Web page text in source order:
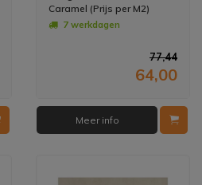
Caramel (Prijs per M2)
7 werkdagen
77,44
64,00
Meer info